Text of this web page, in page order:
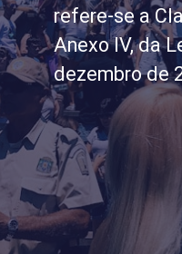
refere-se a
Anexo IV, da
dezembro de